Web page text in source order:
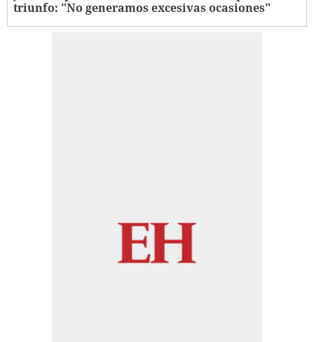
triunfo: "No generamos excesivas ocasiones"